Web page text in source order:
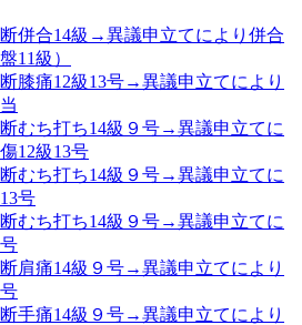
併合14級→異議申立てにより併合
11級）
膝痛12級13号→異議申立てにより
むち打ち14級９号→異議申立てに
12級13号
むち打ち14級９号→異議申立てに
号
むち打ち14級９号→異議申立てに
肩痛14級９号→異議申立てにより
手痛14級９号→異議申立てにより